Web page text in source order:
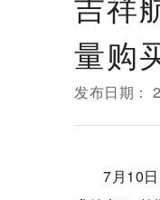
量购
发布日期：
7月10